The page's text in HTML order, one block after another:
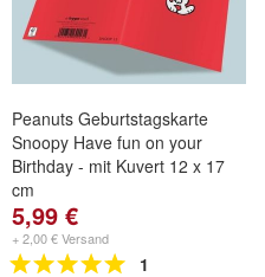
Peanuts Geburtstagskarte
Snoopy Have fun on your
Birthday - mit Kuvert 12 x 17
cm
5,99 €
+ 2,00 € Versand
1